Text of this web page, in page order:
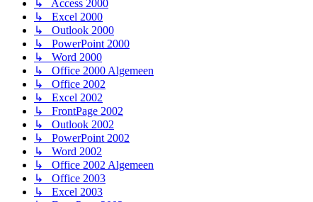
↳ Access 2000
↳ Excel 2000
↳ Outlook 2000
↳ PowerPoint 2000
↳ Word 2000
↳ Office 2000 Algemeen
↳ Office 2002
↳ Excel 2002
↳ FrontPage 2002
↳ Outlook 2002
↳ PowerPoint 2002
↳ Word 2002
↳ Office 2002 Algemeen
↳ Office 2003
↳ Excel 2003